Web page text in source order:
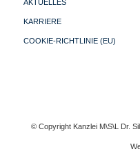
AKTUELLES
KARRIERE
COOKIE-RICHTLINIE (EU)
© Copyright Kanzlei M\S\L Dr.